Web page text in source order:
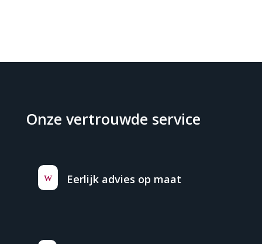
Onze vertrouwde service
w Eerlijk advies op maat